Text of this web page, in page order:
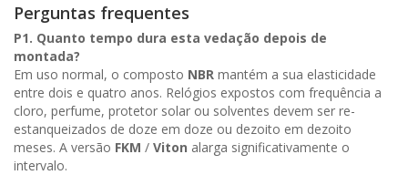
Perguntas frequentes
P1. Quanto tempo dura esta vedação depois de
montada?
Em uso normal, o composto NBR mantém a sua elasticidade
entre dois e quatro anos. Relógios expostos com frequência a
cloro, perfume, protetor solar ou solventes devem ser re-
estanqueizados de doze em doze ou dezoito em dezoito
meses. A versão FKM / Viton alarga significativamente o
intervalo.